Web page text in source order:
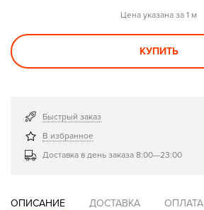
Цена указана за 1 м
КУПИТЬ
Быстрый заказ
В избранное
Доставка в день заказа 8:00—23:00
ОПИСАНИЕ ДОСТАВКА ОПЛАТА